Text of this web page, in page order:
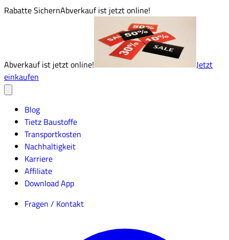
Rabatte SichernAbverkauf ist jetzt online!
Abverkauf ist jetzt online!
Jetzt
einkaufen
Blog
Tietz Baustoffe
Transportkosten
Nachhaltigkeit
Karriere
Affiliate
Download App
Fragen / Kontakt